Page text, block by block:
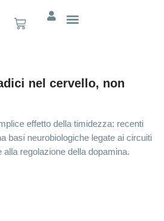
nel cervello, non
effetto della timidezza: recenti
basi neurobiologiche legate ai circuiti
alla regolazione della dopamina.